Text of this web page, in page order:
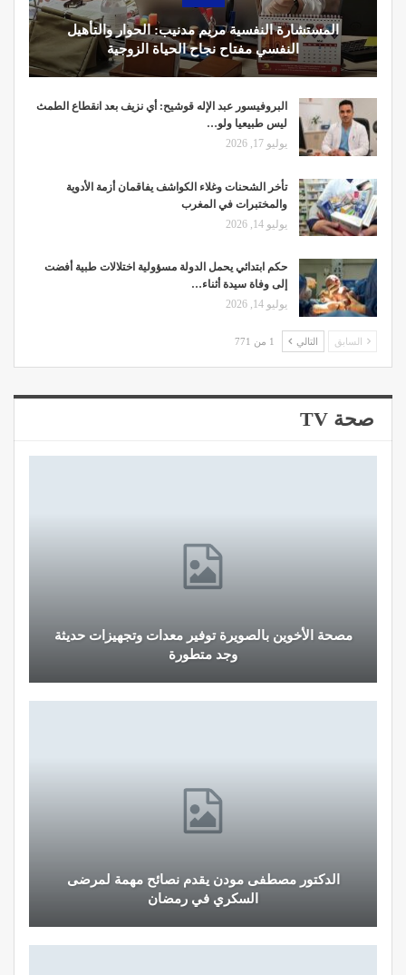
المستشارة النفسية مريم مدنيب: الحوار والتأهيل
النفسي مفتاح نجاح الحياة الزوجية
البروفيسور عبد الإله قوشيح: أي نزيف بعد انقطاع الطمث
ليس طبيعيا ولو…
يوليو 17, 2026
تأخر الشحنات وغلاء الكواشف يفاقمان أزمة الأدوية
والمختبرات في المغرب
يوليو 14, 2026
حكم ابتدائي يحمل الدولة مسؤولية اختلالات طبية أفضت
إلى وفاة سيدة أثناء…
يوليو 14, 2026
السابق التالي 1 من 771
صحة TV
مصحة الأخوين بالصويرة توفير معدات وتجهيزات حديثة
وجد متطورة
الدكتور مصطفى مودن يقدم نصائح مهمة لمرضى
السكري في رمضان